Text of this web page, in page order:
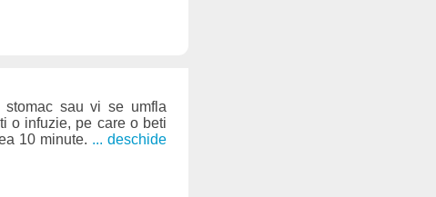
sau vi se umfla
o infuzie, pe care o beti
10 minute. ... deschide